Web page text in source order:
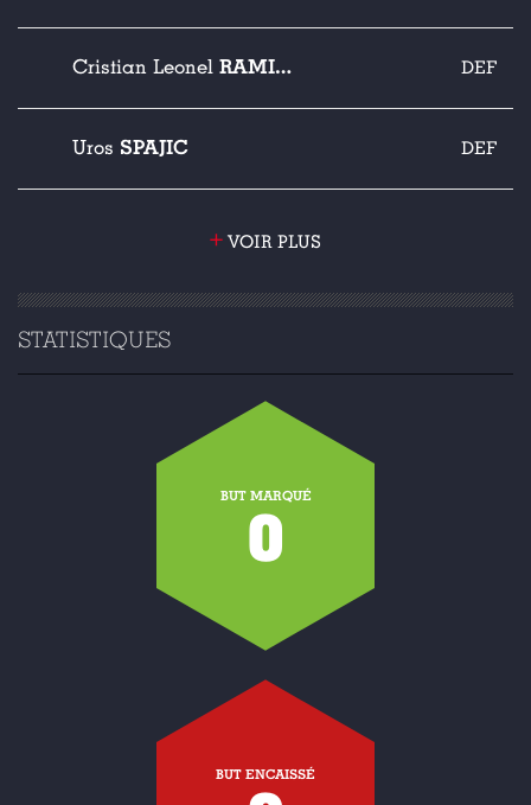
Cristian Leonel RAMIREZ DEF
Uros SPAJIC DEF
+ VOIR PLUS
STATISTIQUES
BUT MARQUÉ
0
BUT ENCAISSÉ